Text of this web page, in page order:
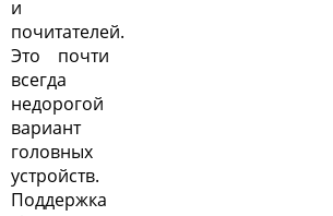
и
почитателей.
Это почти
всегда
недорогой
вариант
головных
устройств.
Поддержка